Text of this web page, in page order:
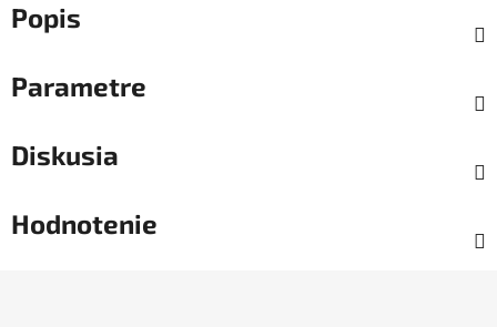
Popis
Parametre
Diskusia
Hodnotenie